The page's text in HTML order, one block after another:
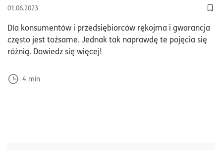
01.06.2023
Dla konsumentów i przedsiębiorców rękojma i gwarancja
często jest tożsame. Jednak tak naprawdę te pojęcia się
różnią. Dowiedz się więcej!
4 min